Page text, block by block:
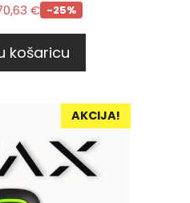
€ -25%
košaricu
AKCIJA!